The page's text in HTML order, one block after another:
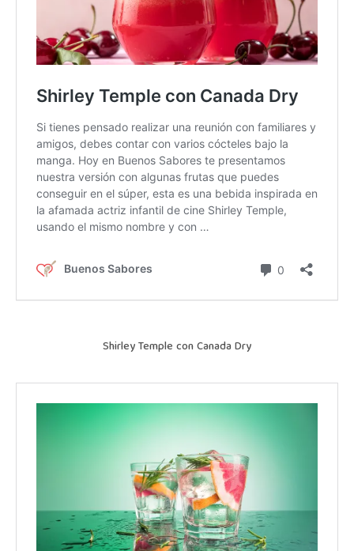
Shirley Temple con Canada Dry